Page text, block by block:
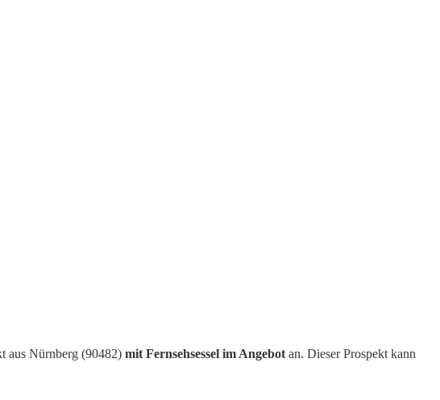
aus Nürnberg (90482) mit Fernsehsessel im Angebot an. Dieser Prospekt kann